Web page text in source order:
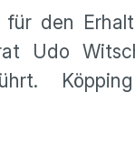
den
Udo